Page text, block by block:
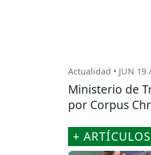
Actualidad • JUN 19
Ministerio de
por Corpus
+ ARTÍCULOS